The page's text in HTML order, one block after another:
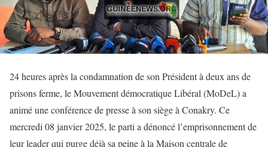
24 heures après la condamnation de son Président à deux ans de
prisons ferme, le Mouvement démocratique Libéral (MoDeL) a
animé une conférence de presse à son siège à Conakry. Ce
mercredi 08 janvier 2025, le parti a dénoncé l’emprisonnement de
leur leader qui purge déjà sa peine à la Maison centrale de